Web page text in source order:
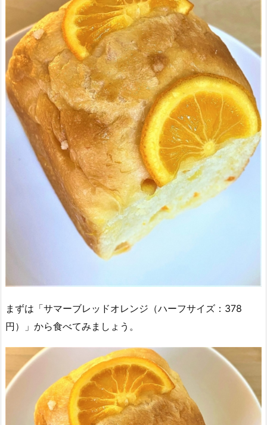
まずは「サマーブレッドオレンジ（ハーフサイズ：378
円）」から食べてみましょう。